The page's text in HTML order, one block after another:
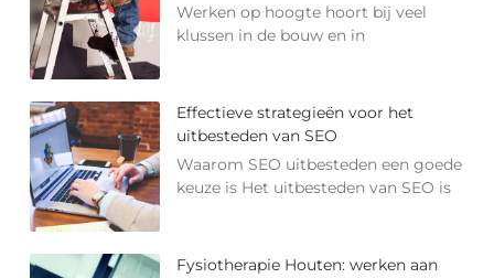
Werken op hoogte hoort bij veel
klussen in de bouw en in
Effectieve strategieën voor het
uitbesteden van SEO
Waarom SEO uitbesteden een goede
keuze is Het uitbesteden van SEO is
Fysiotherapie Houten: werken aan